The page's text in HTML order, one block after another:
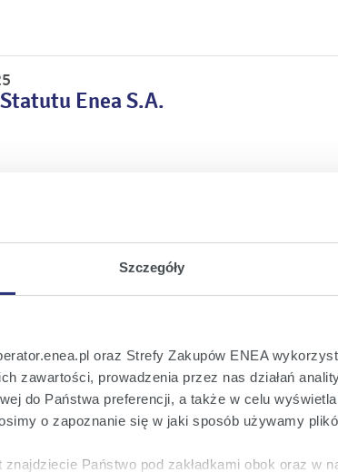
Szczegóły
oraz Strefy Zakupów ENEA
zawartości, prowadzenia przez nas działań
do Państwa preferencji, a także w celu
o zapoznanie się w jaki sposób używamy
Państwo pod zakładkami obok oraz w
Enea S.A.
wstępnych wyników
roku
ujęcia w sprawozdaniach